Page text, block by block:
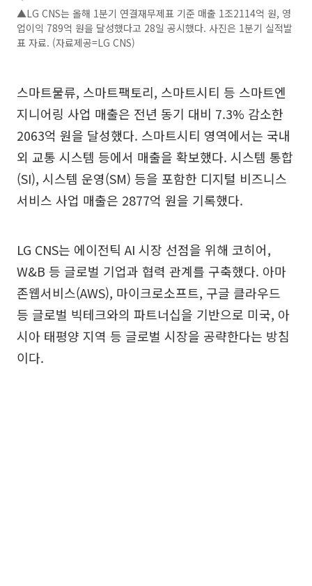
▲LG CNS는 올해 1분기 연결재무제표 기준 매출 1조2114억 원, 영
업이익 789억 원을 달성했다고 28일 공시했다. 사진은 1분기 실적발
표 자료. (자료제공=LG CNS)
스마트물류, 스마트팩토리, 스마트시티 등 스마트엔
지니어링 사업 매출은 전년 동기 대비 7.3% 감소한
2063억 원을 달성했다. 스마트시티 영역에서는 국내
외 교통 시스템 등에서 매출을 확보했다. 시스템 통합
(SI), 시스템 운영(SM) 등을 포함한 디지털 비즈니스
서비스 사업 매출은 2877억 원을 기록했다.
LG CNS는 에이전틱 AI 시장 선점을 위해 코히어,
W&B 등 글로벌 기업과 협력 관계를 구축했다. 아마
존웹서비스(AWS), 마이크로소프트, 구글 클라우드
등 글로벌 빅테크와의 파트너십을 기반으로 미국, 아
시아 태평양 지역 등 글로벌 시장을 공략한다는 방침
이다.